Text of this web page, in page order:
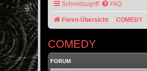
Schnellzugriff FAQ
Foren-Übersicht COMEDY
COMEDY
FORUM